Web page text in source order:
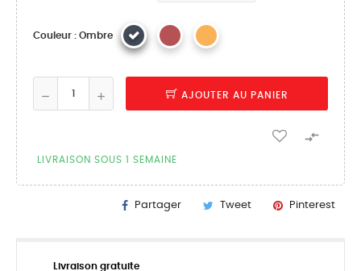
Couleur : Ombre
AJOUTER AU PANIER

LIVRAISON SOUS 1 SEMAINE
Partager Tweet Pinterest
Livraison gratuite